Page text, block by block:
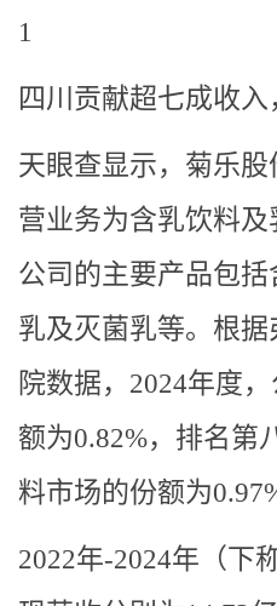
1
四川贡献超七成收
天眼查显示，菊乐
营业务为含乳饮料
公司的主要产品包
乳及灭菌乳等。根
院数据，2024年度
额为0.82%，排名第
料市场的份额为
2022年-2024年（下